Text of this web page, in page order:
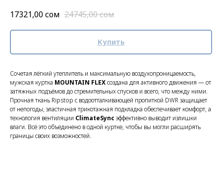
17321,00сом 24745,00сом
Купить
Сочетая лёгкий утеплитель и максимальную воздухопроницаемость,
мужская куртка MOUNTAIN FLEXсоздана для активного движения — от
затяжных подъёмов до стремительных спусков и всего, что между ними.
Прочная ткань Ripstop с водоотталкивающей пропиткой DWR защищает
от непогоды, эластичная трикотажная подкладка обеспечивает комфорт, а
технология вентиляции ClimateSync эффективно выводит излишки
влаги. Всё это объединено в одной куртке, чтобы вы могли расширять
границы своих возможностей.